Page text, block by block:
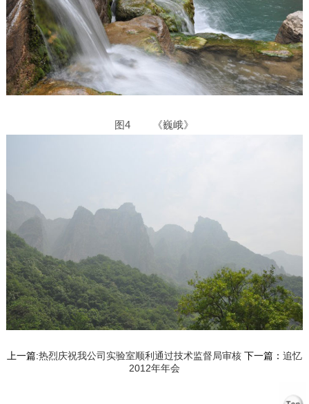
图4 《巍峨》
上一篇:热烈庆祝我公司实验室顺利通过技术监督局审核下一篇： 追忆
2012年年会